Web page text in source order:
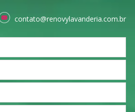
contato@renovylavanderia.com.br